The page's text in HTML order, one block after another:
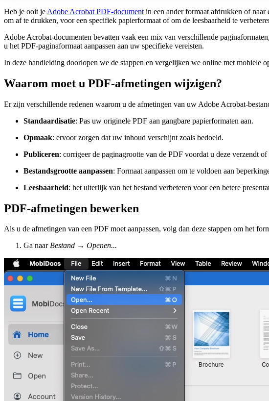
Heb je ooit je Adobe Acrobat PDF-document in een ander formaat afdrukken of
om af te drukken, voor een specifiek papierformaat of om de leesbaarheid te
Adobe Acrobat-documenten bevatten vaak een mix van verschillende
u het PDF-paginaformaat aanpassen aan uw specifieke vereisten.
In deze handleiding doorlopen we de stappen en vergelijken we online met mobiele
Waarom moet u PDF-afmetingen wijzigen?
Er zijn verschillende redenen waarom u de afmetingen van uw Adobe Acrobat-
Standaardisatie: Pas uw originele PDF aan gangbare papierformaten aan.
Opmaak: ervoor zorgen dat uw inhoud verschijnt zoals bedoeld.
Publiceren: corrigeer de paginagrootte van de PDF voordat u deze verzendt
Bestandsgrootte aanpassen: Formaat aanpassen om te voldoen aan
Leesbaarheid: het uiterlijk van het bestand verbeteren voor een betere
PDF-afmetingen bewerken
Als u de afmetingen van een PDF moet aanpassen, volg dan deze stappen om het
Ga naarBestand → Openen...